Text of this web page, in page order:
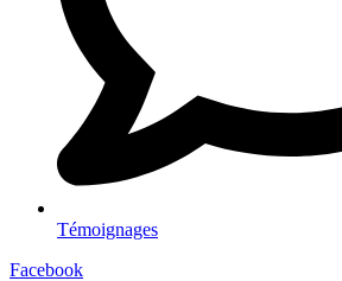
Témoignages
Facebook